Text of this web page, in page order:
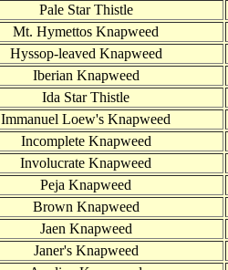
Pale Star Thistle
Mt. Hymettos Knapweed
Hyssop-leaved Knapweed
Iberian Knapweed
Ida Star Thistle
Immanuel Loew's Knapweed
Incomplete Knapweed
Involucrate Knapweed
Peja Knapweed
Brown Knapweed
Jaen Knapweed
Janer's Knapweed